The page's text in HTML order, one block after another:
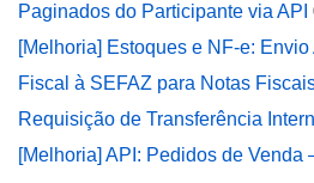
Paginados do Participante via API
[Melhoria] Estoques e NF-e:
Fiscal à SEFAZ para Notas
Requisição de Transferência
[Melhoria] API: Pedidos de Venda